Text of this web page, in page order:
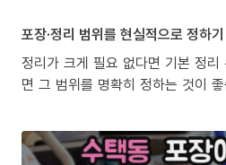
포장·정리 범위를 현실적으로 정하기
정리가 크게 필요 없다면 기본 정
면 그 범위를 명확히 정하는 것이